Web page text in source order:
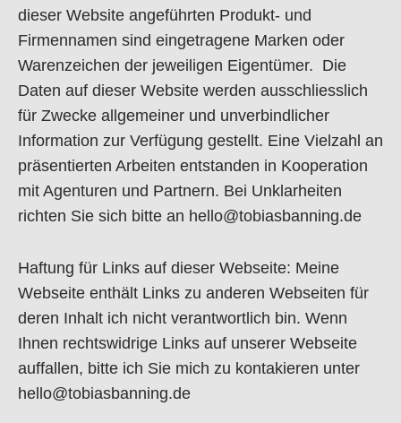
dieser Website angeführten Produkt- und
Firmennamen sind eingetragene Marken oder
Warenzeichen der jeweiligen Eigentümer. Die
Daten auf dieser Website werden ausschliesslich
für Zwecke allgemeiner und unverbindlicher
Information zur Verfügung gestellt. Eine Vielzahl an
präsentierten Arbeiten entstanden in Kooperation
mit Agenturen und Partnern. Bei Unklarheiten
richten Sie sich bitte an hello@tobiasbanning.de
Haftung für Links auf dieser Webseite: Meine
Webseite enthält Links zu anderen Webseiten für
deren Inhalt ich nicht verantwortlich bin. Wenn
Ihnen rechtswidrige Links auf unserer Webseite
auffallen, bitte ich Sie mich zu kontakieren unter
hello@tobiasbanning.de